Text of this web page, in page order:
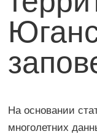
На основании
многолетних